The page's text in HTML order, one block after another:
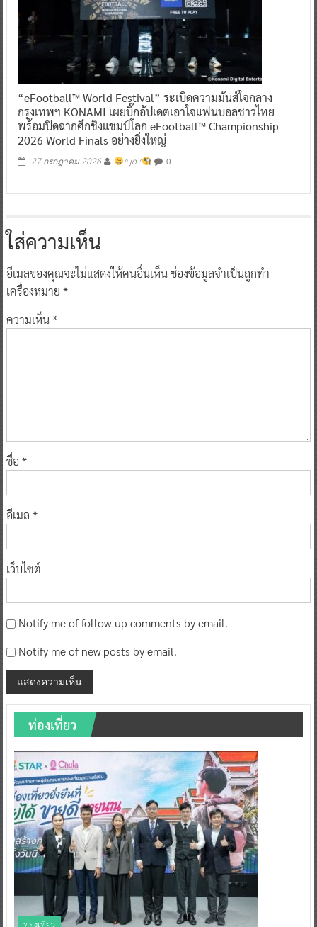
“eFootball™ World Festival” ระเบิดความมันส์ใจกลาง
กรุงเทพฯ KONAMI เผยบิ๊กอัปเดตเอาใจแฟนบอลชาวไทย
พร้อมปิดฉากศึกชิงแชมป์โลก eFootball™ Championship
2026 World Finals อย่างยิ่งใหญ่
27 กรกฎาคม 2026 ^ jo ^ 0
ใส่ความเห็น
อีเมลของคุณจะไม่แสดงให้คนอื่นเห็นช่องข้อมูลจำเป็นถูกทำ
เครื่องหมาย *
ความเห็น*
ชื่อ *
อีเมล *
เว็บไซต์
Notify me of follow-up comments by email.
Notify me of new posts by email.
ท่องเที่ยว
ท่องเที่ยว